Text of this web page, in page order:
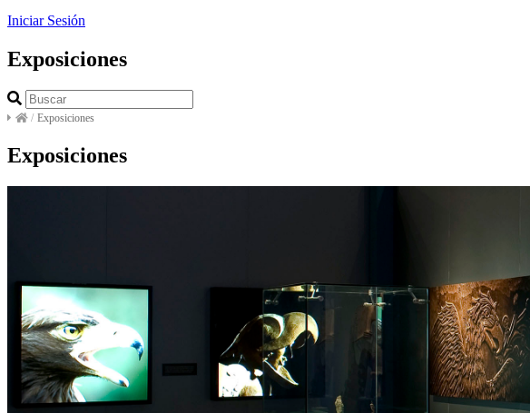
Iniciar Sesión
Exposiciones
/ Exposiciones
Exposiciones